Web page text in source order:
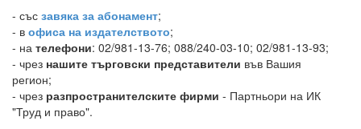
- със завяка за абонамент;
- в офиса на издателството;
- на телефони: 02/981-13-76; 088/240-03-10; 02/981-13-93;
- чрез нашите търговски представители във Вашия
регион;
- чрез разпространителските фирми - Партньори на ИК
"Труд и право".